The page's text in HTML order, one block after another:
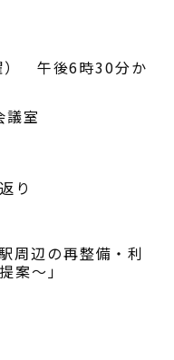
午後6時30分か
室
り
周辺の再整備・利
案～」